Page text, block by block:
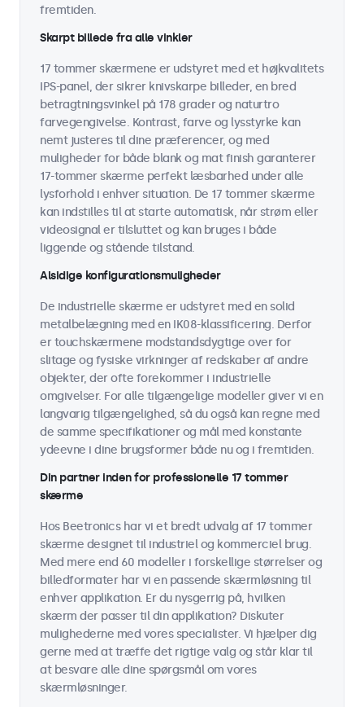
fremtiden.
Skarpt billede fra alle vinkler
17 tommer skærmene er udstyret med et højkvalitets
IPS-panel, der sikrer knivskarpe billeder, en bred
betragtningsvinkel på 178 grader og naturtro
farvegengivelse. Kontrast, farve og lysstyrke kan
nemt justeres til dine præferencer, og med
muligheder for både blank og mat finish garanterer
17-tommer skærme perfekt læsbarhed under alle
lysforhold i enhver situation. De 17 tommer skærme
kan indstilles til at starte automatisk, når strøm eller
videosignal er tilsluttet og kan bruges i både
liggende og stående tilstand.
Alsidige konfigurationsmuligheder
De industrielle skærme er udstyret med en solid
metalbelægning med en IK08-klassificering. Derfor
er touchskærmene modstandsdygtige over for
slitage og fysiske virkninger af redskaber af andre
objekter, der ofte forekommer i industrielle
omgivelser. For alle tilgængelige modeller giver vi en
langvarig tilgængelighed, så du også kan regne med
de samme specifikationer og mål med konstante
ydeevne i dine brugsformer både nu og i fremtiden.
Din partner inden for professionelle 17 tommer
skærme
Hos Beetronics har vi et bredt udvalg af 17 tommer
skærme designet til industriel og kommerciel brug.
Med mere end 60 modeller i forskellige størrelser og
billedformater har vi en passende skærmløsning til
enhver applikation. Er du nysgerrig på, hvilken
skærm der passer til din applikation? Diskuter
mulighederne med vores specialister. Vi hjælper dig
gerne med at træffe det rigtige valg og står klar til
at besvare alle dine spørgsmål om vores
skærmløsninger.